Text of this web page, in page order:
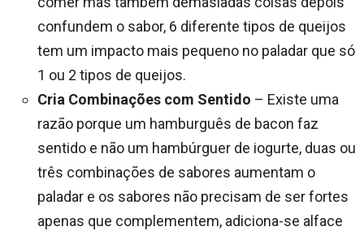
confundem o sabor, 6 diferente tipos de queijos
tem um impacto mais pequeno no paladar que só
1 ou 2 tipos de queijos.
Cria Combinações com Sentido – Existe uma
razão porque um hamburguês de bacon faz
sentido e não um hambúrguer de iogurte, duas ou
três combinações de sabores aumentam o
paladar e os sabores não precisam de ser fortes
apenas que complementem, adiciona-se alface